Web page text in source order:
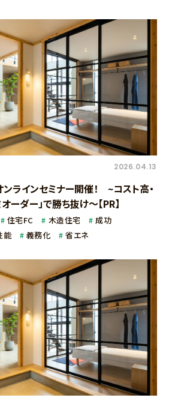
2026.04.13
ラインセミナー開催！ ~コスト高・
ーダー」で勝ち抜け～【PR】
住宅FC 木造住宅
成功
能 義務化 省エネ